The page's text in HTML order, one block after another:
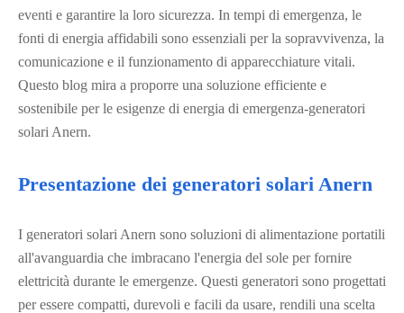
eventi e garantire la loro sicurezza. In tempi di emergenza, le
fonti di energia affidabili sono essenziali per la sopravvivenza, la
comunicazione e il funzionamento di apparecchiature vitali.
Questo blog mira a proporre una soluzione efficiente e
sostenibile per le esigenze di energia di emergenza-generatori
solari Anern.
Presentazione dei generatori solari Anern
I generatori solari Anern sono soluzioni di alimentazione portatili
all'avanguardia che imbracano l'energia del sole per fornire
elettricità durante le emergenze. Questi generatori sono progettati
per essere compatti, durevoli e facili da usare, rendili una scelta